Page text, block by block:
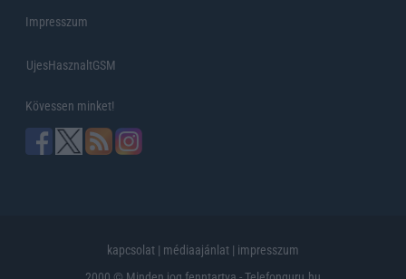
Impresszum
UjesHasznaltGSM
Kövessen minket!
kapcsolat | médiaajánlat | impresszum